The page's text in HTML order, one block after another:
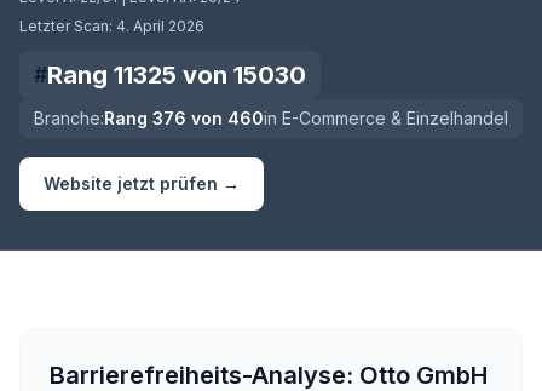
Letzter Scan: 4. April 2026
#Rang 11325 von 15030
Branche:Rang 376 von 460in E-Commerce & Einzelhandel
Website jetzt prüfen →
Barrierefreiheits-Analyse: Otto GmbH